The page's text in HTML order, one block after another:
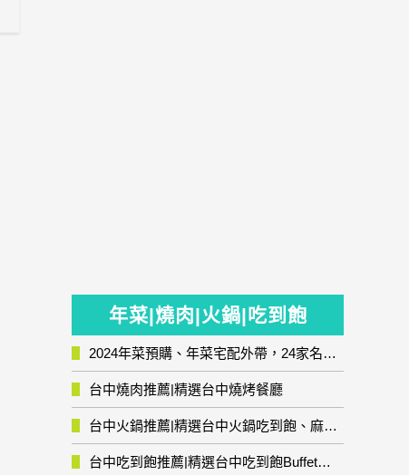
年菜|燒肉|火鍋|吃到飽
2024年菜預購、年菜宅配外帶，24家名店年菜推薦整理，圍爐輕鬆上菜團圓趣
台中燒肉推薦|精選台中燒烤餐廳
台中火鍋推薦|精選台中火鍋吃到飽、麻辣鍋、鴛鴦鍋、石頭火鍋、酸菜白肉鍋、海鮮鍋、燒酒雞、麻油雞、壽喜燒等熱門人氣火鍋店!
台中吃到飽推薦|精選台中吃到飽Buffet自助餐廳